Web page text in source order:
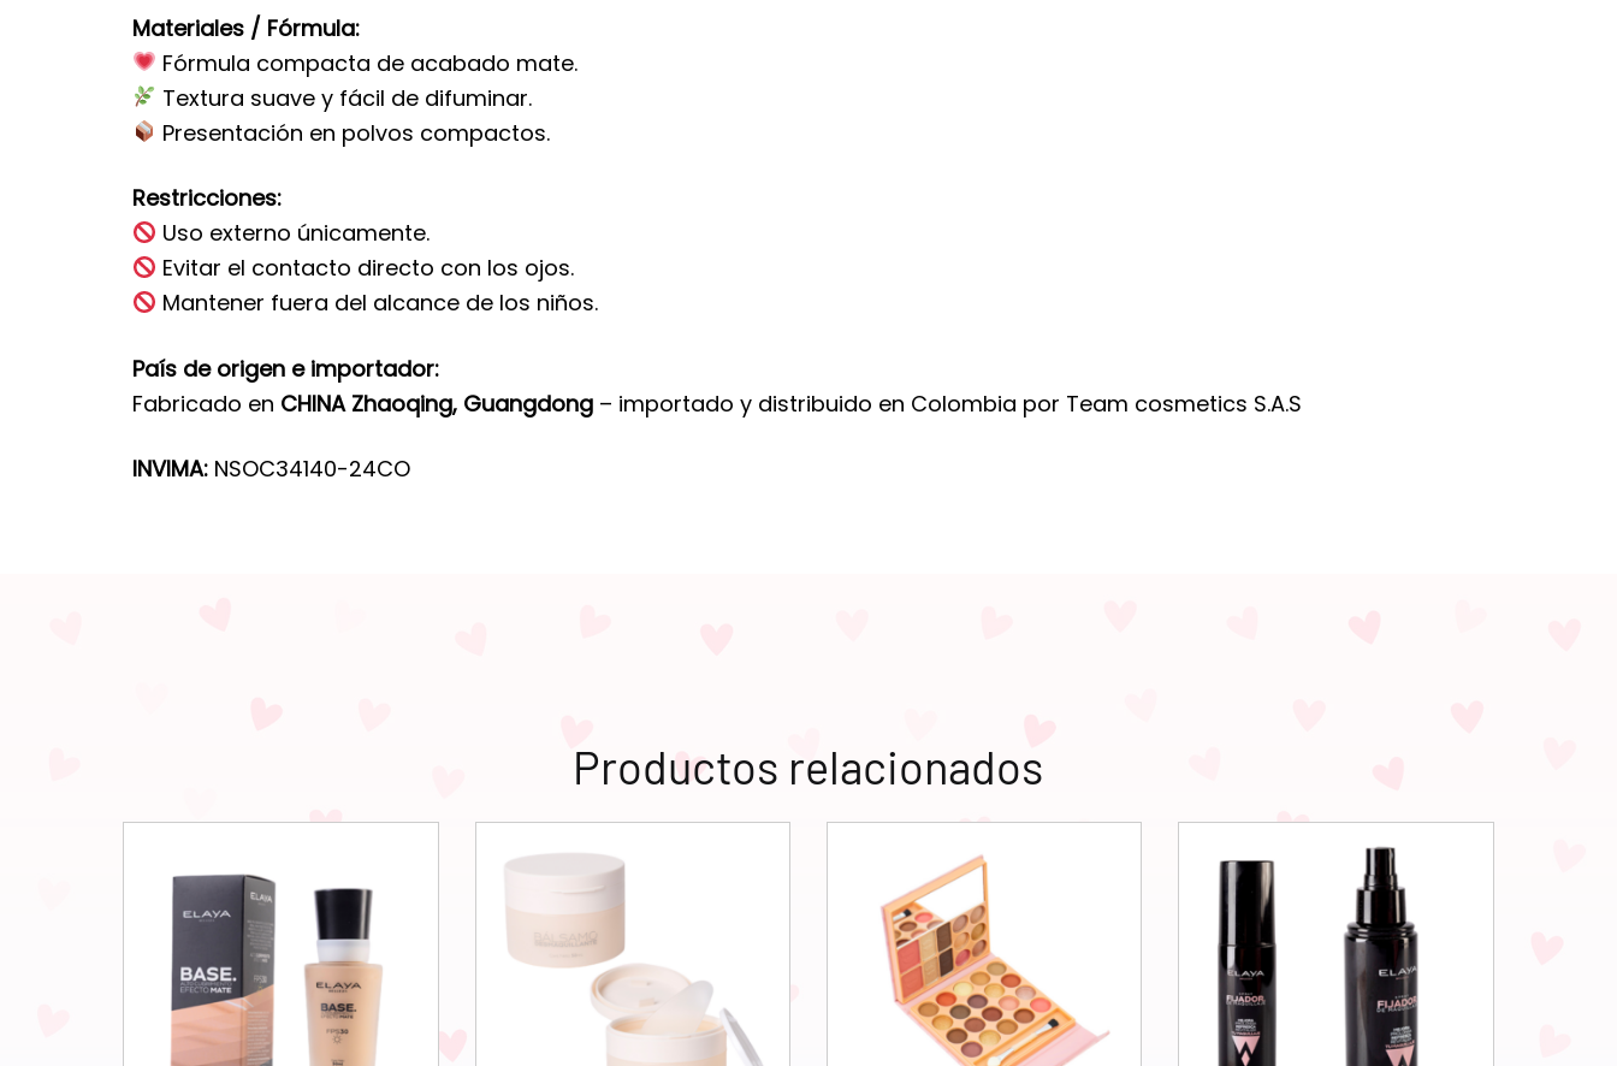
Materiales / Fórmula:
Fórmula compacta de acabado mate.
Textura suave y fácil de difuminar.
Presentación en polvos compactos.
Restricciones:
Uso externo únicamente.
Evitar el contacto directo con los ojos.
Mantener fuera del alcance de los niños.
País de origen e importador:
Fabricado en CHINA Zhaoqing, Guangdong – importado y distribuido en Colombia por Team cosmetics S.A.S
INVIMA:NSOC34140-24CO
Productos relacionados